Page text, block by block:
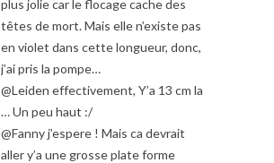
plus jolie car le flocage cache des
têtes de mort. Mais elle n’existe pas
en violet dans cette longueur, donc,
j’ai pris la pompe…
@Leiden effectivement, Y’a 13 cm la
… Un peu haut :/
@Fanny j’espere ! Mais ca devrait
aller y’a une grosse plate forme